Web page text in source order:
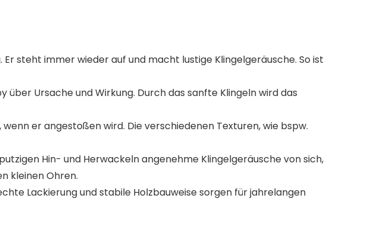
Er steht immer wieder auf und macht lustige Klingelgeräusche. So ist
über Ursache und Wirkung. Durch das sanfte Klingeln wird das
wenn er angestoßen wird. Die verschiedenen Texturen, wie bspw.
Hin- und Herwackeln angenehme Klingelgeräusche von sich,
kleinen Ohren.
Lackierung und stabile Holzbauweise sorgen für jahrelangen